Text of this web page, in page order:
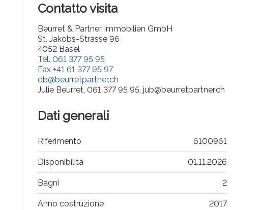
Contatto visita
Beurret & Partner Immobilien GmbH
St. Jakobs-Strasse 96
4052 Basel
Tel. 061 377 95 95
Fax +41 61 377 95 97
db@beurretpartner.ch
Julie Beurret, 061 377 95 95, jub@beurretpartner.ch
Dati generali
Riferimento 6100961
Disponibilità 01.11.2026
Bagni 2
Anno costruzione 2017